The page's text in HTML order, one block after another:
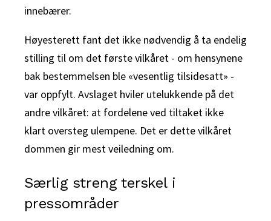
innebærer.
Høyesterett fant det ikke nødvendig å ta endelig
stilling til om det første vilkåret - om hensynene
bak bestemmelsen ble «vesentlig tilsidesatt» -
var oppfylt. Avslaget hviler utelukkende på det
andre vilkåret: at fordelene ved tiltaket ikke
klart oversteg ulempene. Det er dette vilkåret
dommen gir mest veiledning om.
Særlig streng terskel i
pressområder